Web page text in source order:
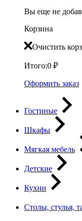
Вы еще не
Корзина
Очистить
Итого:0 ₽
Оформить заказ
Гостиные
Шкафы
Мягкая мебель
Детские
Кухни
Столы, стулья,